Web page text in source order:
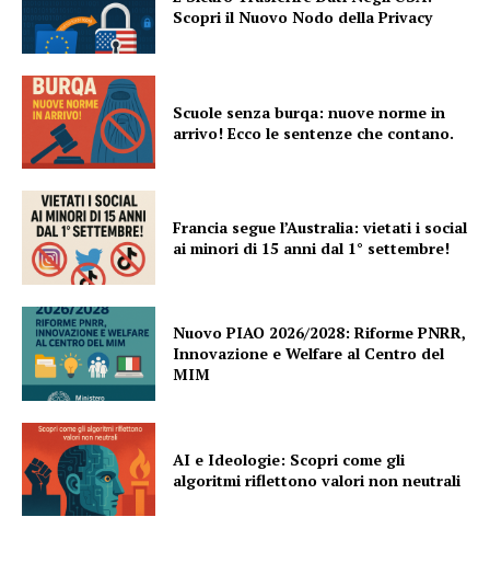
Scopri il Nuovo Nodo della Privacy
Scuole senza burqa: nuove norme in
arrivo! Ecco le sentenze che contano.
Francia segue l’Australia: vietati i social
ai minori di 15 anni dal 1° settembre!
Nuovo PIAO 2026/2028: Riforme PNRR,
Innovazione e Welfare al Centro del
MIM
AI e Ideologie: Scopri come gli
algoritmi riflettono valori non neutrali